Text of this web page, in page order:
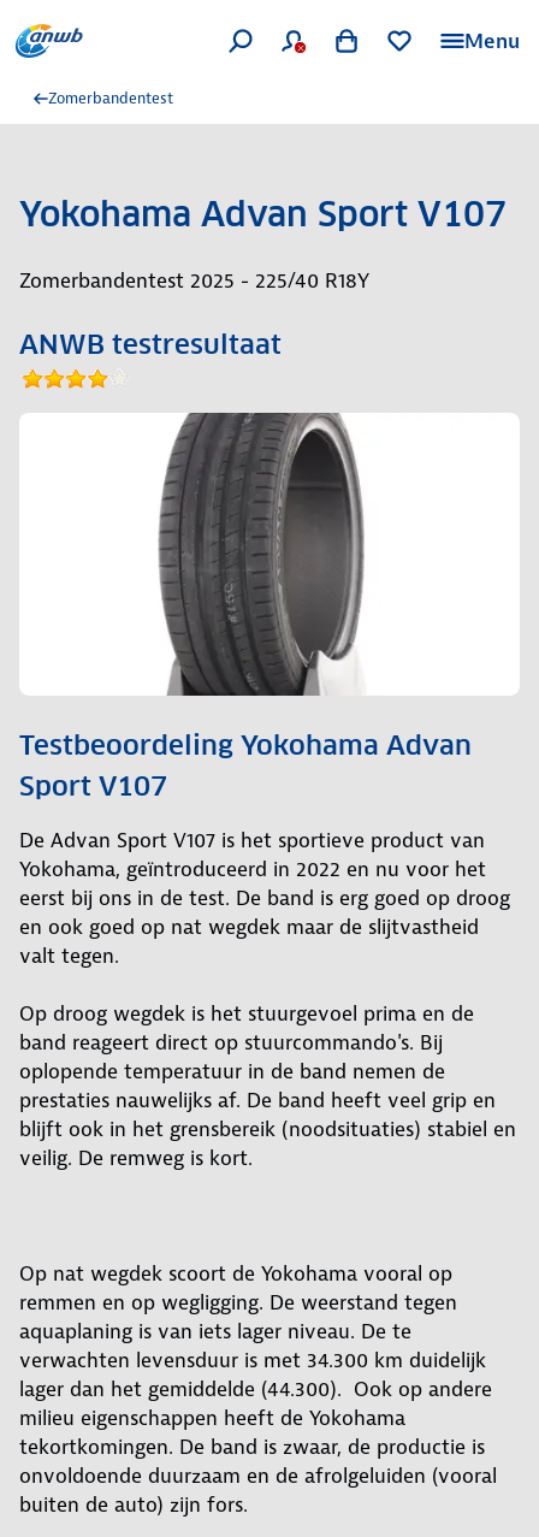
Menu
Zomerbandentest
Yokohama Advan Sport V107
Zomerbandentest 2025 - 225/40 R18Y
ANWB testresultaat
Testbeoordeling Yokohama Advan
Sport V107
De Advan Sport V107 is het sportieve product van
Yokohama, geïntroduceerd in 2022 en nu voor het
eerst bij ons in de test. De band is erg goed op droog
en ook goed op nat wegdek maar de slijtvastheid
valt tegen.
Op droog wegdek is het stuurgevoel prima en de
band reageert direct op stuurcommando's. Bij
oplopende temperatuur in de band nemen de
prestaties nauwelijks af. De band heeft veel grip en
blijft ook in het grensbereik (noodsituaties) stabiel en
veilig. De remweg is kort.
Op nat wegdek scoort de Yokohama vooral op
remmen en op wegligging. De weerstand tegen
aquaplaning is van iets lager niveau. De te
verwachten levensduur is met 34.300 km duidelijk
lager dan het gemiddelde (44.300). Ook op andere
milieu eigenschappen heeft de Yokohama
tekortkomingen. De band is zwaar, de productie is
onvoldoende duurzaam en de afrolgeluiden (vooral
buiten de auto) zijn fors.